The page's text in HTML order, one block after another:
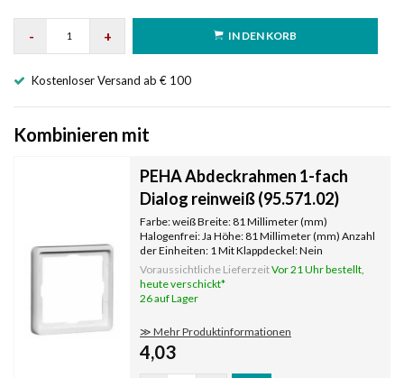
- + IN DEN KORB
Kostenloser Versand ab € 100
Kombinieren mit
PEHA Abdeckrahmen 1-fach
Dialog reinweiß (95.571.02)
Farbe: weiß Breite: 81 Millimeter (mm)
Halogenfrei: Ja Höhe: 81 Millimeter (mm) Anzahl
der Einheiten: 1 Mit Klappdeckel: Nein
Oberflächenschutz: unbehandelt
Textfeld/Beschriftungsfläche: Nein
Werkstoffgüte: Thermoplast Werkstoff:
Kunststoff Befestig
Voraussichtliche LieferzeitVor 21 Uhr bestellt,
heute verschickt*
26 auf Lager
≫ Mehr Produktinformationen
4,03